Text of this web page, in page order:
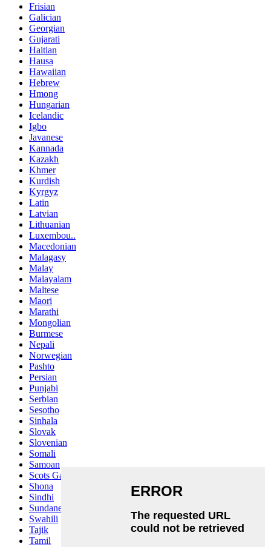
Frisian
Galician
Georgian
Gujarati
Haitian
Hausa
Hawaiian
Hebrew
Hmong
Hungarian
Icelandic
Igbo
Javanese
Kannada
Kazakh
Khmer
Kurdish
Kyrgyz
Latin
Latvian
Lithuanian
Luxembou..
Macedonian
Malagasy
Malay
Malayalam
Maltese
Maori
Marathi
Mongolian
Burmese
Nepali
Norwegian
Pashto
Persian
Punjabi
Serbian
Sesotho
Sinhala
Slovak
Slovenian
Somali
Samoan
Scots Gaelic
Shona
Sindhi
Sundanese
Swahili
Tajik
Tamil